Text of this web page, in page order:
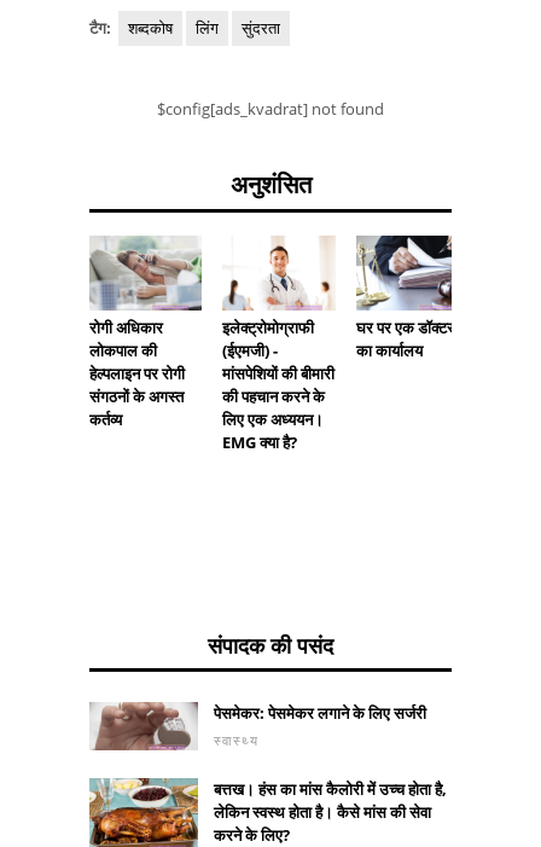
टैग: शब्दकोष लिंग सुंदरता
$config[ads_kvadrat] not found
अनुशंसित
रोगी अधिकार
लोकपाल की
हेल्पलाइन पर रोगी
संगठनों के अगस्त
कर्तव्य
इलेक्ट्रोमोग्राफी
(ईएमजी) -
मांसपेशियों की बीमारी
की पहचान करने के
लिए एक अध्ययन।
EMG क्या है?
घर पर एक डॉक्टर
का कार्यालय
संपादक की पसंद
पेसमेकर: पेसमेकर लगाने के लिए सर्जरी
स्वास्थ्य
बत्तख। हंस का मांस कैलोरी में उच्च होता है,
लेकिन स्वस्थ होता है। कैसे मांस की सेवा
करने के लिए?